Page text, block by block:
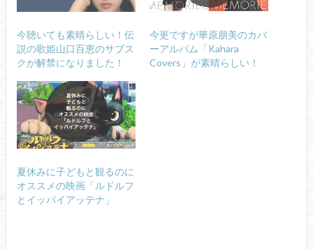
今聴いても素晴らしい！伝
説の歌姫山口百恵のサブス
クが解禁になりました！
今更ですが華原朋美のカバ
ーアルバム「Kahara
Covers」が素晴らしい！
夏休みに子どもと観るのに
オススメの映画「ルドルフ
とイッパイアッテナ」